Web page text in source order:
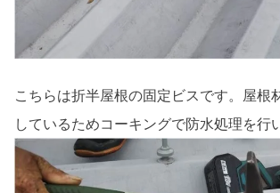
こちらは折半屋根の固定ビスです。屋根
しているためコーキングで防水処理を行